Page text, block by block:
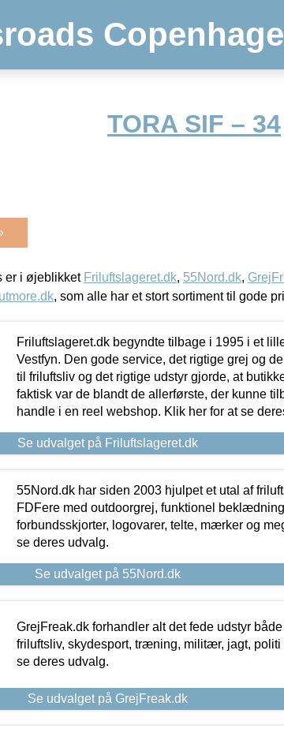
TORA SIF – 34
er i øjeblikket Friluftslageret.dk, 55Nord.dk,
, som alle har et stort sortiment til gode
Friluftslageret.dk begyndte tilbage i 1995 i et
Vestfyn. Den gode service, det rigtige grej og
til friluftsliv og det rigtige udstyr gjorde, at
faktisk var de blandt de allerførste, der kunne
handle i en reel webshop. Klik her for at se
Se udvalget på Friluftslageret.dk
55Nord.dk har siden 2003 hjulpet et utal af
FDFere med outdoorgrej, funktionel
forbundsskjorter, logovarer, telte, mærker og
se deres udvalg.
Se udvalget på 55Nord.dk
GrejFreak.dk forhandler alt det fede udstyr
friluftsliv, skydesport, træning, militær, jagt, politi
se deres udvalg.
Se udvalget på GrejFreak.dk